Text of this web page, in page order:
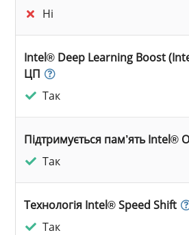
Ні
Intel® Deep Learning Boost
ЦП
Так
Підтримується пам’ять Intel®
Так
Технологія Intel® Speed Shift
Так